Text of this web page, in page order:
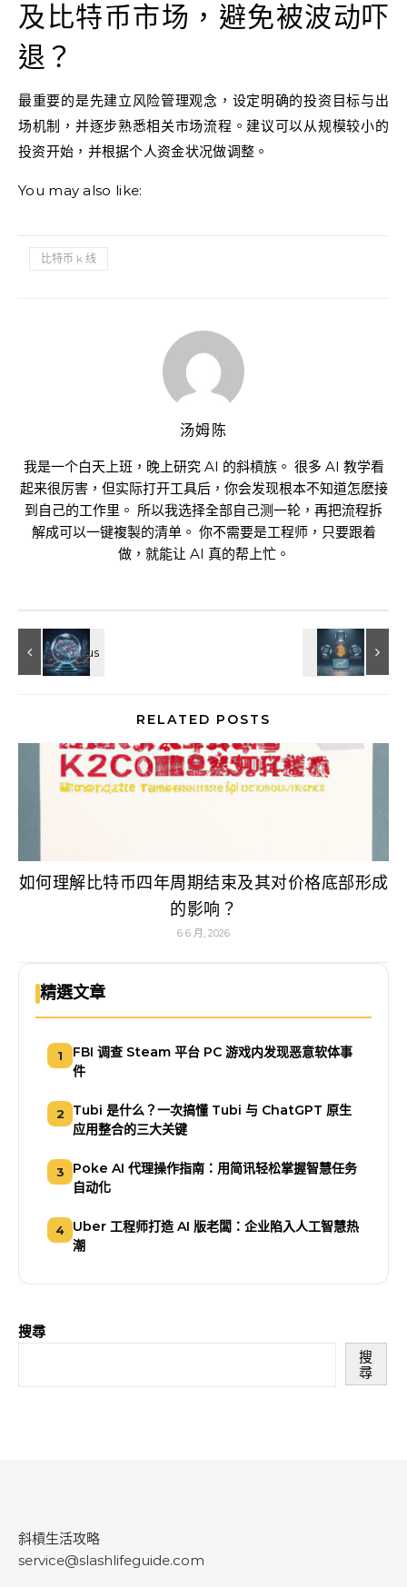
及比特币市场，避免被波动吓
退？
最重要的是先建立风险管理观念，设定明确的投资目标与出
场机制，并逐步熟悉相关市场流程。建议可以从规模较小的
投资开始，并根据个人资金状况做调整。
You may also like:
比特币 k 线
汤姆陈
我是一个白天上班，晚上研究 AI 的斜槓族。 很多 AI 教学看
起来很厉害，但实际打开工具后，你会发现根本不知道怎麽接
到自己的工作里。 所以我选择全部自己测一轮，再把流程拆
解成可以一键複製的清单。 你不需要是工程师，只要跟着
做，就能让 AI 真的帮上忙。
RELATED POSTS
如何理解比特币四年周期结束及其对价格底部形成
的影响？
6 6 月, 2026
精選文章
1
FBI 调查 Steam 平台 PC 游戏内发现恶意软体事
件
2
Tubi 是什么？一次搞懂 Tubi 与 ChatGPT 原生
应用整合的三大关键
3
Poke AI 代理操作指南：用简讯轻松掌握智慧任务
自动化
4
Uber 工程师打造 AI 版老闆：企业陷入人工智慧热
潮
搜尋
搜
尋
斜槓生活攻略
service@slashlifeguide.com